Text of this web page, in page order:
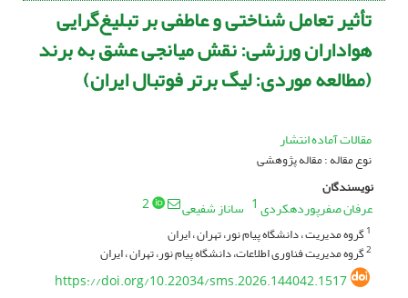
تأثیر تعامل شناختی و عاطفی بر تبلیغ‌گرایی
هواداران ورزشی: نقش میانجی عشق به برند
(مطالعه موردی: لیگ برتر فوتبال ایران)
مقالات آماده انتشار
نوع مقاله : مقاله پژوهشی
نویسندگان
عرفان صفرپوردهکردی1 ساناز شفیعی 2
1گروه مدیریت ، دانشگاه پیام نور، تهران ، ایران
2گروه مدیریت فناوری اطلاعات، دانشگاه پیام نور، تهران ، ایران
https://doi.org/10.22034/sms.2026.144042.1517